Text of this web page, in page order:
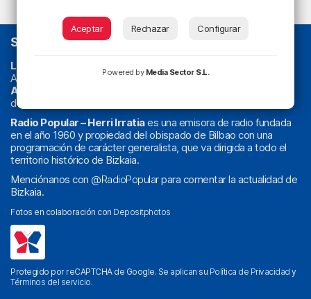
SOBRE NOSOTROS
La radio sin cadenas
Actualidad y
podcastdeBilbaoyBizkaia, los partidos del
Athletic
deportes, sociedad, cultura, política, religión y obra social.
Radio Popular – Herri Irratiaes una emisora de radio fundada
en el año 1960 y propiedad del obispado de Bilbao con una
programación de carácter generalista, que va dirigida a todo el
territorio histórico de Bizkaia.
Menciónanos con @RadioPopularpara comentar la actualidad de
Bizkaia.
Fotos en colaboración con Depositphotos
Protegido por reCAPTCHA de Google. Se aplican su Política de Privacidad y
Términos del servicio.
Aceptar Rechazar Configurar
Powered by Media Sector S.L.